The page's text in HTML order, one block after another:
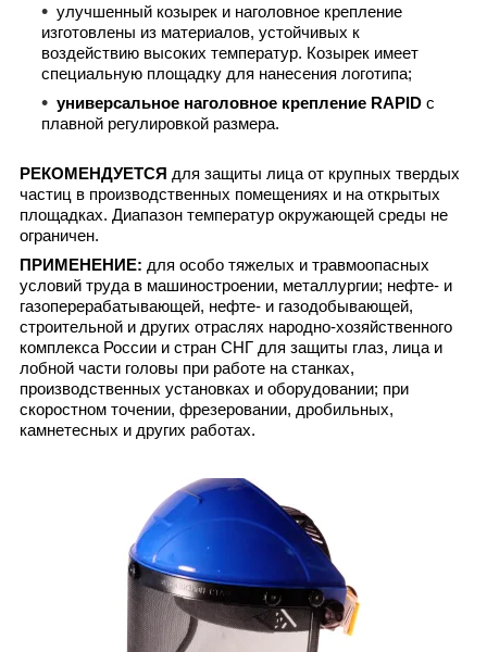
улучшенный козырек и наголовное крепление
изготовлены из материалов, устойчивых к
воздействию высоких температур. Козырек имеет
специальную площадку для нанесения логотипа;
универсальное наголовное крепление RAPID с
плавной регулировкой размера.
РЕКОМЕНДУЕТСЯ для защиты лица от крупных твердых
частиц в производственных помещениях и на открытых
площадках. Диапазон температур окружающей среды не
ограничен.
ПРИМЕНЕНИЕ: для особо тяжелых и травмоопасных
условий труда в машиностроении, металлургии; нефте- и
газоперерабатывающей, нефте- и газодобывающей,
строительной и других отраслях народно-хозяйственного
комплекса России и стран СНГ для защиты глаз, лица и
лобной части головы при работе на станках,
производственных установках и оборудовании; при
скоростном точении, фрезеровании, дробильных,
камнетесных и других работах.